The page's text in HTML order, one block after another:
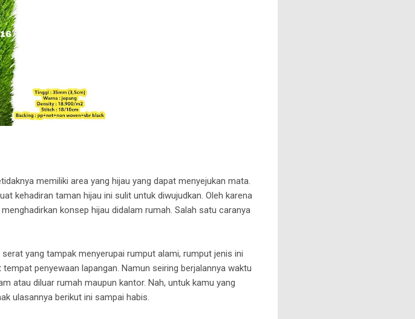
memiliki area yang hijau yang dapat menyejukan mata.
kehadiran taman hijau ini sulit untuk diwujudkan. Oleh karena
konsep hijau didalam rumah. Salah satu caranya
yang tampak menyerupai rumput alami, rumput jenis ini
penyewaan lapangan. Namun seiring berjalannya waktu
atau diluar rumah maupun kantor. Nah, untuk kamu yang
ulasannya berikut ini sampai habis.